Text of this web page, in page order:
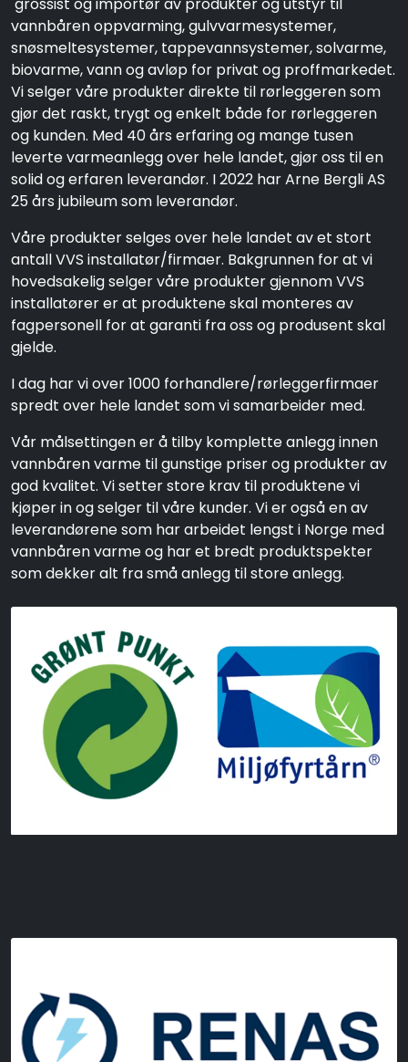
grossist og importør av produkter og utstyr til
vannbåren oppvarming, gulvvarmesystemer,
snøsmeltesystemer, tappevannsystemer, solvarme,
biovarme, vann og avløp for privat og proffmarkedet.
Vi selger våre produkter direkte til rørleggeren som
gjør det raskt, trygt og enkelt både for rørleggeren
og kunden. Med 40 års erfaring og mange tusen
leverte varmeanlegg over hele landet, gjør oss til en
solid og erfaren leverandør. I 2022 har Arne Bergli AS
25 års jubileum som leverandør.
Våre produkter selges over hele landet av et stort
antall VVS installatør/firmaer. Bakgrunnen for at vi
hovedsakelig selger våre produkter gjennom VVS
installatører er at produktene skal monteres av
fagpersonell for at garanti fra oss og produsent skal
gjelde.
I dag har vi over 1000 forhandlere/rørleggerfirmaer
spredt over hele landet som vi samarbeider med.
Vår målsettingen er å tilby komplette anlegg innen
vannbåren varme til gunstige priser og produkter av
god kvalitet. Vi setter store krav til produktene vi
kjøper in og selger til våre kunder. Vi er også en av
leverandørene som har arbeidet lengst i Norge med
vannbåren varme og har et bredt produktspekter
som dekker alt fra små anlegg til store anlegg.